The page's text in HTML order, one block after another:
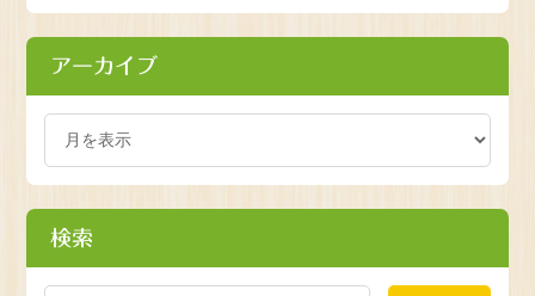
アーカイブ
検索